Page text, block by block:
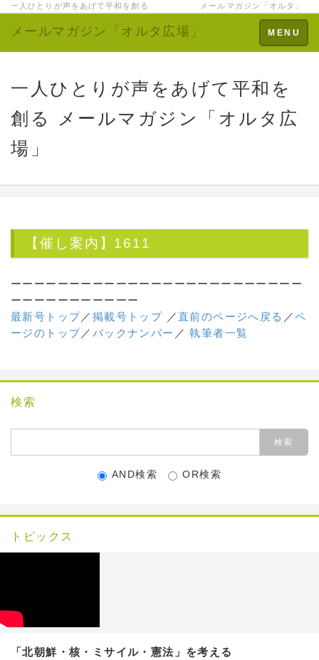
一人ひとりが声をあげて平和を創る メールマガジン「オルタ」
Toggle
navigation
MENU
メールマガジン「オルタ広場」
一人ひとりが声をあげて平和を
創る メールマガジン「オルタ広
場」
【催し案内】1611
ーーーーーーーーーーーーーーーーーーーーーーーーー
ーーーーーーーーーーー
最新号トップ／ 掲載号トップ ／直前のページへ戻る ／ペ
ージのトップ／ バックナンバー ／執筆者一覧
検索
AND検索 OR検索
トピックス
「北朝鮮・核・ミサイル・憲法」を考える